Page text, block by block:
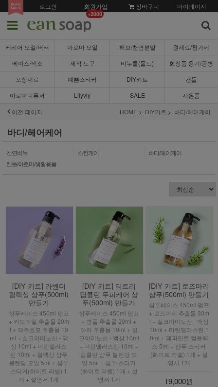
로그인 회원가입
+2000
장바구니 마이페이지
케리어 오일/버터 아로마 오일 허브/천연분말
원재료/첨가제
베이스/색소
제작 도구 비누틀(몰드)
화장품 용기/공병
포장재료
예쁜스티커 DIY키트
캔들
아로마디퓨저
Lilyvly SALE
사은품
이전 페이지
HOME DIY키트 바디/헤어케어
바디/헤어케어
천연비누 스킨케어
바디/헤어케어
캔들/아로마/생활용품
[DIY 키트] 라벤더
릴렉싱 샴푸(500ml)
만들기
샴푸베이스 450ml 펌프
+ 카모마일 추출물 20m
l + 맥주효모 추출물 10
ml + 실크아미노산 - 액
상 10ml + 마린엘라스
틴 10ml + 릴렉싱 샴푸
블렌딩 오일 5ml + 샴푸
스티커(화이트 라벨) 1
개 + 설명서 1개
[DIY 키트] 티트리
딥클린 두피케어 샴
푸(500ml) 만들기
샴푸베이스 450ml 펌프
+ 병풀 추출물 20ml +
아하 추출물 10ml + 실
크아미노산 - 액상 10ml
+ 마린엘라스틴 10ml +
딥클린 샴푸 블렌딩 오
일 5ml + 샴푸 스티커
(화이트 라벨) 1개 + 설
명서 1개
[DIY 키트] 로즈마리
샴푸(500ml) 만들기
샴푸베이스 450ml 펌프
+ 로즈마리 추출물 30m
l + 실크아미노산 - 액상
10ml + 마린엘라스틴 1
0ml + 페파민트 컴플렉
스 5ml + 샴푸 스티커
(화이트 라벨) 1개 + 설
명서 1개
19,000원